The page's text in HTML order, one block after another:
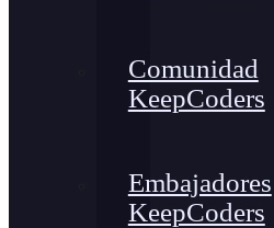
Comunidad
KeepCoders
Embajadores
KeepCoders